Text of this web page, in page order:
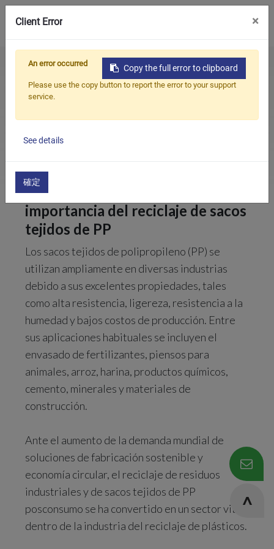
Aplicaciones
Sobre nosotros
Contáctenos
简体中文
русский язык Español
Home
All
Aplicaciones
Soluciones de reciclaje de sacos tejidos de PP: Guía completa para un reciclaje y peletizado eficientes
Soluciones de reciclaje de sacos tejidos de
I. Introducción: La creciente
importancia del reciclaje de sacos
tejidos de PP
Los sacos tejidos de polipropileno (PP) se
utilizan ampliamente en diversas industrias
debido a sus excelentes propiedades, tales
como alta resistencia, ligereza, resistencia a la
humedad y bajos costos de producción. Entre
sus aplicaciones habituales se incluyen el
envasado de fertilizantes, piensos para
animales, arroz, harina, productos químicos,
cemento, minerales y materiales de
construcción.
Ante el aumento de la demanda mundial de
soluciones de fabricación sostenible y
economía circular, el reciclaje de residuos
industriales y de sacos tejidos de PP
posconsumo se ha convertido en un sector vital
dentro de la industria del reciclaje de plásticos.
Client Error ×
Copy the full error to clipboard
An error occurred
Please use the copy button to report the error to your support
service.
See details
確定